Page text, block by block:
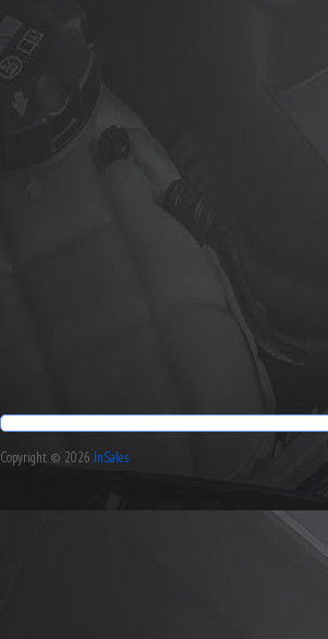
Copyright © 2026 InSales